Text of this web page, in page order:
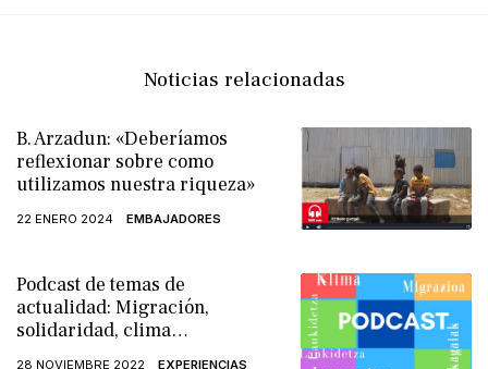
Noticias relacionadas
B. Arzadun: «Deberíamos
reflexionar sobre como
utilizamos nuestra riqueza»
22 ENERO 2024 EMBAJADORES
Podcast de temas de
actualidad: Migración,
solidaridad, clima…
28 NOVIEMBRE 2022 EXPERIENCIAS